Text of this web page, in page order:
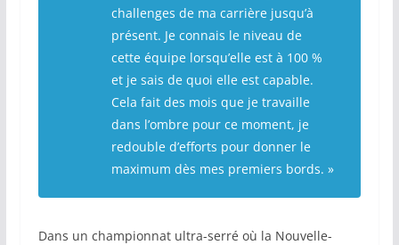
challenges de ma carrière jusqu’à
présent. Je connais le niveau de
cette équipe lorsqu’elle est à 100 %
et je sais de quoi elle est capable.
Cela fait des mois que je travaille
dans l’ombre pour ce moment, je
redouble d’efforts pour donner le
maximum dès mes premiers bords. »
Dans un championnat ultra-serré où la Nouvelle-